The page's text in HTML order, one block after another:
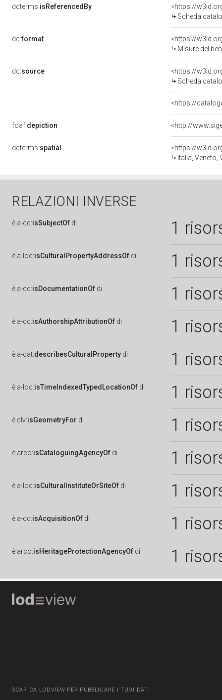
dcterms:isReferencedBy
<https://
Scheda
dc:format
<https://
Misure del
dc:source
<https://
Scheda
<https://
foaf:depiction
dcterms:spatial
<https://
Italia, Veneto,
RELAZIONI INVERSE
è a-cd:isSubjectOf di 1
è a-loc:isCulturalPropertyAddressOf di 1
è a-cd:isDocumentationOf di 1
è a-cd:isAuthorshipAttributionOf di 1
è a-cat:describesCulturalProperty di 1
è a-loc:isTimeIndexedTypedLocationOf di 1
è clv:isGeometryFor di 1
è arco:isCataloguingAgencyOf di 1
è a-loc:isCulturalInstituteOrSiteOf di 1
è a-cd:isAcquisitionOf di 1
è arco:isHeritageProtectionAgencyOf di 1
SCARICA LODVIEW PER PUBBLICARE I TUOI DATI